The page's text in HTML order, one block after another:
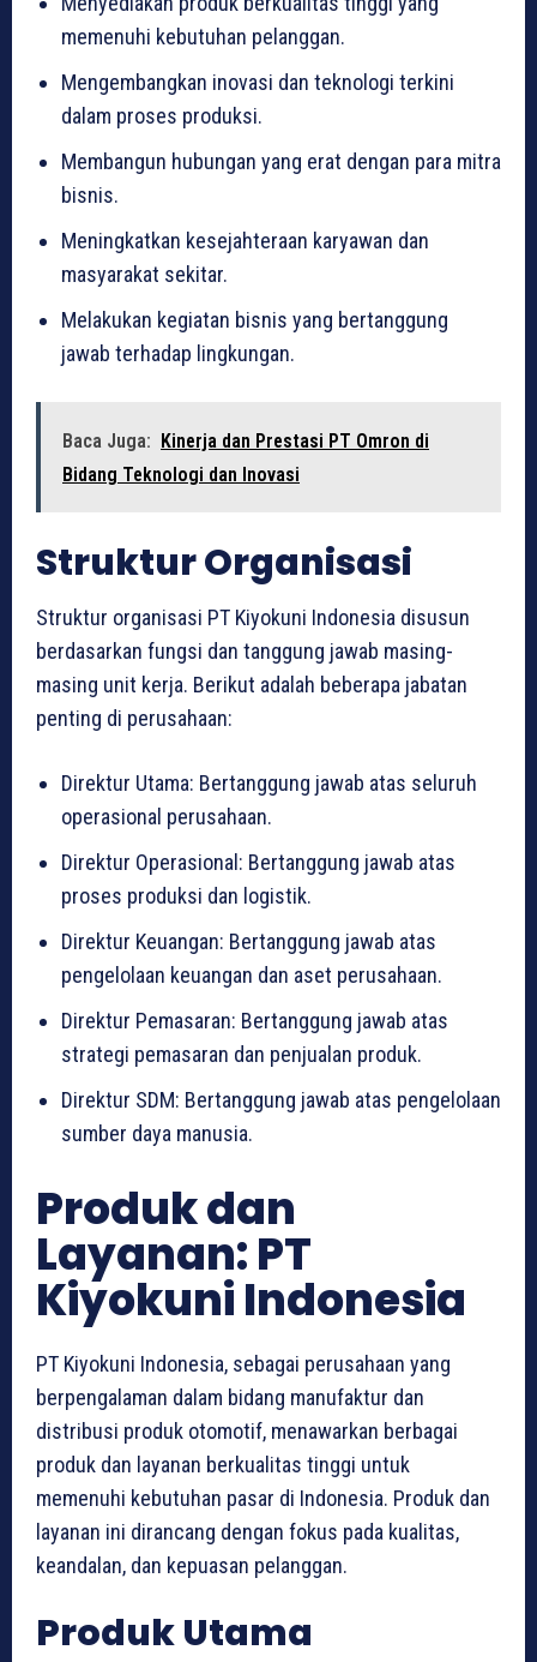
memenuhi kebutuhan pelanggan.
Mengembangkan inovasi dan teknologi terkini
dalam proses produksi.
Membangun hubungan yang erat dengan para mitra
bisnis.
Meningkatkan kesejahteraan karyawan dan
masyarakat sekitar.
Melakukan kegiatan bisnis yang bertanggung
jawab terhadap lingkungan.
Baca Juga: Kinerja dan Prestasi PT Omron di
Bidang Teknologi dan Inovasi
Struktur Organisasi
Struktur organisasi PT Kiyokuni Indonesia disusun
berdasarkan fungsi dan tanggung jawab masing-
masing unit kerja. Berikut adalah beberapa jabatan
penting di perusahaan:
Direktur Utama: Bertanggung jawab atas seluruh
operasional perusahaan.
Direktur Operasional: Bertanggung jawab atas
proses produksi dan logistik.
Direktur Keuangan: Bertanggung jawab atas
pengelolaan keuangan dan aset perusahaan.
Direktur Pemasaran: Bertanggung jawab atas
strategi pemasaran dan penjualan produk.
Direktur SDM: Bertanggung jawab atas pengelolaan
sumber daya manusia.
Produk dan
Layanan: PT
Kiyokuni Indonesia
PT Kiyokuni Indonesia, sebagai perusahaan yang
berpengalaman dalam bidang manufaktur dan
distribusi produk otomotif, menawarkan berbagai
produk dan layanan berkualitas tinggi untuk
memenuhi kebutuhan pasar di Indonesia. Produk dan
layanan ini dirancang dengan fokus pada kualitas,
keandalan, dan kepuasan pelanggan.
Produk Utama